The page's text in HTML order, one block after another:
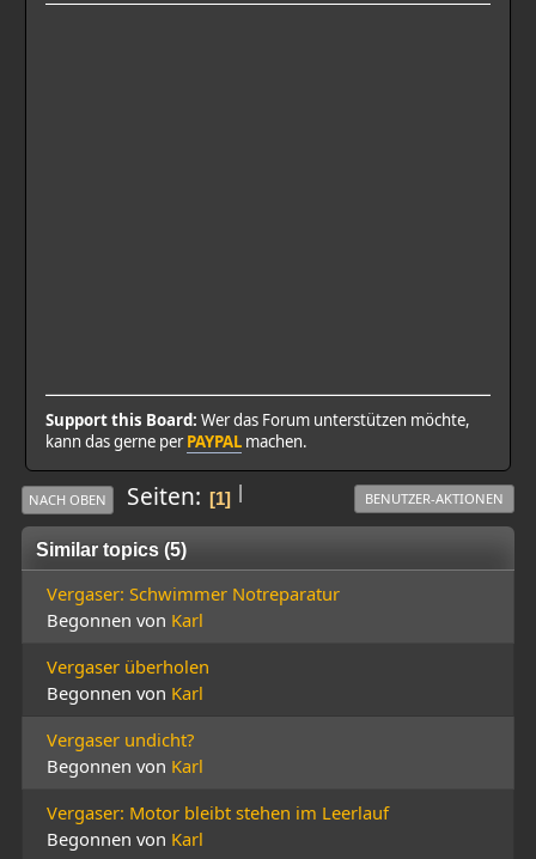
Support this Board: Wer das Forum unterstützen möchte,
kann das gerne perPAYPAL machen.
|
NACH OBEN Seiten 1 BENUTZER-AKTIONEN
Similar topics (5)
Vergaser: Schwimmer Notreparatur
Begonnen von Karl
Vergaser überholen
Begonnen von Karl
Vergaser undicht?
Begonnen von Karl
Vergaser: Motor bleibt stehen im Leerlauf
Begonnen von Karl